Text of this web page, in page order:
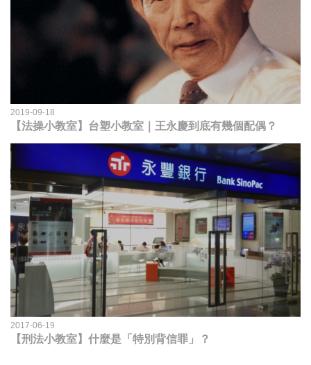
2019-09-18
【法操小教室】台塑小教室｜王永慶到底有幾個配偶？
2017-06-19
【刑法小教室】什麼是「特別背信罪」？